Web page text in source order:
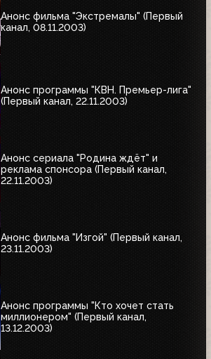
Анонс фильма "Экстремалы" (Первый
канал, 08.11.2003)
Анонс программы "КВН. Премьер-лига"
(Первый канал, 22.11.2003)
Анонс сериала "Родина ждёт" и
реклама спонсора (Первый канал,
22.11.2003)
Анонс фильма "Изгой" (Первый канал,
23.11.2003)
Анонс программы "Кто хочет стать
миллионером" (Первый канал,
13.12.2003)